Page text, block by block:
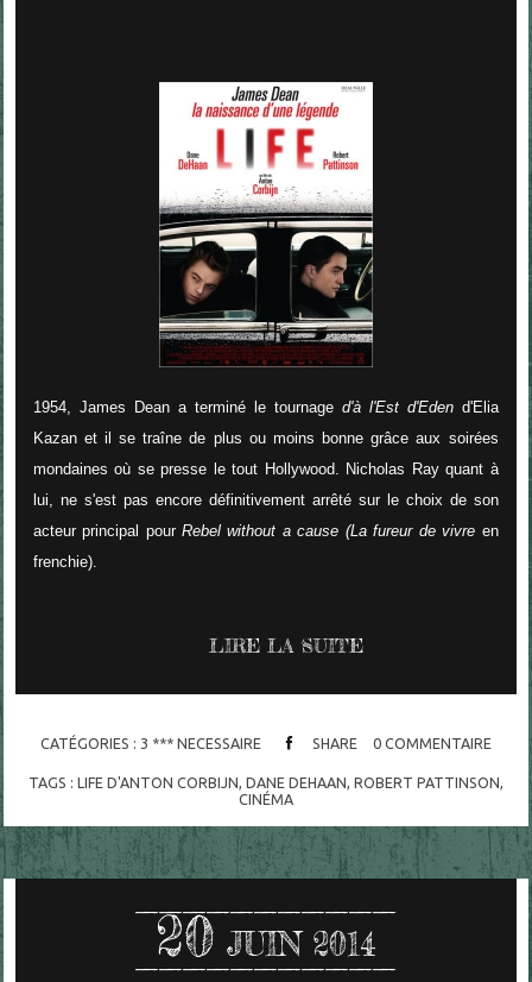
1954, James Dean a terminé le tournage d'à l'Est d'Edend'Elia
Kazan et il se traîne de plus ou moins bonne grâce aux soirées
mondaines où se presse le tout Hollywood. Nicholas Ray quant à
lui, ne s'est pas encore définitivement arrêté sur le choix de son
acteur principal pourRebel without a cause (La fureur de vivre en
frenchie).
LIRE LA SUITE
CATÉGORIES : 3 *** NECESSAIRE SHARE 0 COMMENTAIRE
TAGS : LIFE D'ANTON CORBIJN DANE DEHAAN ROBERT PATTINSON
CINÉMA
20 JUIN 2014